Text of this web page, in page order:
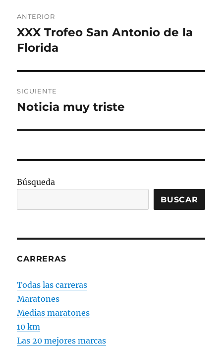
de
entradas
ANTERIOR
Entrada
anterior:
XXX Trofeo San Antonio de la
Florida
SIGUIENTE
Entrada
Noticia muy triste
Búsqueda
BUSCAR
CARRERAS
Todas las carreras
Maratones
Medias maratones
10 km
Las 20 mejores marcas